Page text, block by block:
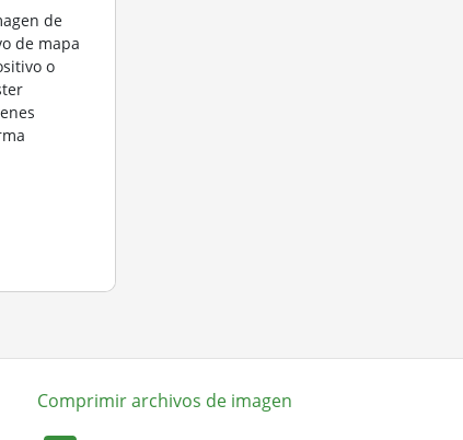
de
de mapa
o
Comprimir archivos de imagen